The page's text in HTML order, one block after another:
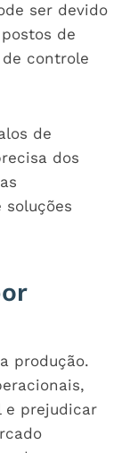
ser devido
de
controle
de
dos
produção.
e prejudicar